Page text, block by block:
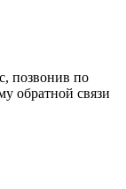
позвонив по
обратной связи